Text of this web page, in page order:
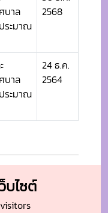
บาล
ระมาณ
2568
บาล
ระมาณ
24 ธ.ค.
2564
บไซต์